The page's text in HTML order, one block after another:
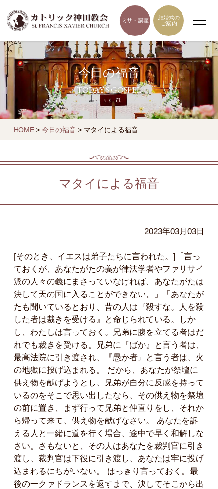
ミサ・講座
結婚式の
ご案内
今日の福音
TODAY'S GOSPEL
HOME > 今日の福音 > マタイによる福音
マタイによる福音
2023年03月03日
[そのとき、イエスは弟子たちに言われた。]「言っ
ておくが、あなたがたの義が律法学者やファリサイ
派の人々の義にまさっていなければ、あなたがたは
決して天の国に入ることができない。」「あなたが
たも聞いているとおり、昔の人は『殺すな。人を殺
した者は裁きを受ける』と命じられている。しか
し、わたしは言っておく。兄弟に腹を立てる者はだ
れでも裁きを受ける。兄弟に『ばか』と言う者は、
最高法院に引き渡され、『愚か者』と言う者は、火
の地獄に投げ込まれる。 だから、あなたが祭壇に
供え物を献げようとし、兄弟が自分に反感を持って
いるのをそこで思い出したなら、その供え物を祭壇
の前に置き、まず行って兄弟と仲直りをし、それか
ら帰って来て、供え物を献げなさい。 あなたを訴
える人と一緒に道を行く場合、途中で早く和解しな
さい。さもないと、その人はあなたを裁判官に引き
渡し、裁判官は下役に引き渡し、あなたは牢に投げ
込まれるにちがいない。 はっきり言っておく。最
後の一クァドランスを返すまで、決してそこから出